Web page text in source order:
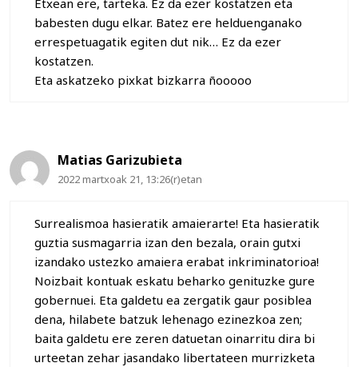
Etxean ere, tarteka. Ez da ezer kostatzen eta
babesten dugu elkar. Batez ere helduenganako
errespetuagatik egiten dut nik… Ez da ezer
kostatzen.
Eta askatzeko pixkat bizkarra ñooooo
Matias Garizubieta
2022 martxoak 21, 13:26(r)etan
Surrealismoa hasieratik amaierarte! Eta hasieratik
guztia susmagarria izan den bezala, orain gutxi
izandako ustezko amaiera erabat inkriminatorioa!
Noizbait kontuak eskatu beharko genituzke gure
gobernuei. Eta galdetu ea zergatik gaur posiblea
dena, hilabete batzuk lehenago ezinezkoa zen;
baita galdetu ere zeren datuetan oinarritu dira bi
urteetan zehar jasandako libertateen murrizketa